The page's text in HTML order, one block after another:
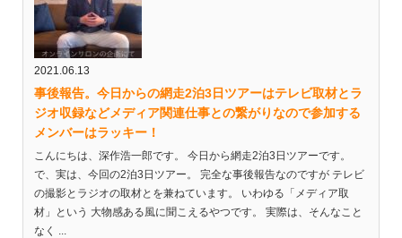
2021.06.13
事後報告。今日からの網走2泊3日ツアーはテレビ取材とラ
ジオ収録などメディア関連仕事との繋がりなので参加する
メンバーはラッキー！
こんにちは、深作浩一郎です。 今日から網走2泊3日ツアーです。
で、実は、今回の2泊3日ツアー。 完全な事後報告なのですが テレビ
の撮影とラジオの取材とを兼ねています。 いわゆる「メディア取
材」という 大物感ある風に聞こえるやつです。 実際は、そんなこと
なく ...